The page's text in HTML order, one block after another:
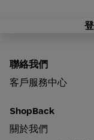
聯絡我們
客戶服務中心
ShopBack
關於我們